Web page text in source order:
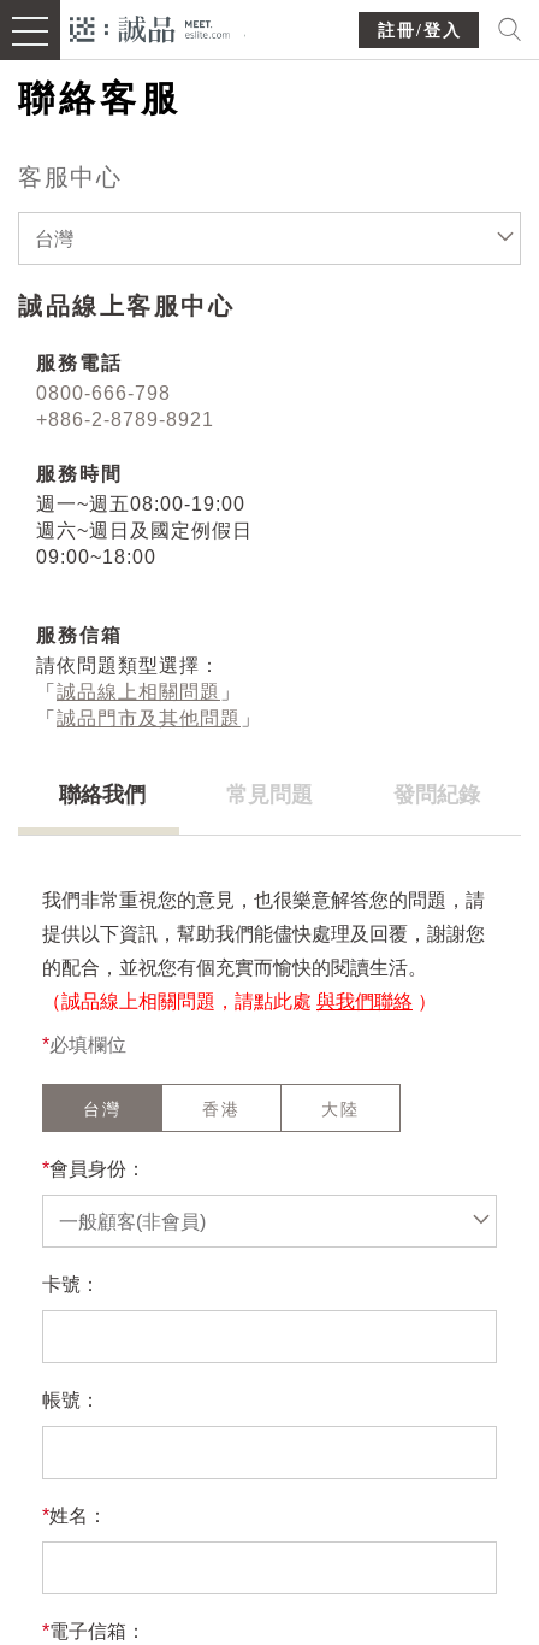
註冊/登入
聯絡客服
客服中心
台灣
誠品線上客服中心
服務電話
0800-666-798
+886-2-8789-8921
服務時間
週一~週五08:00-19:00
週六~週日及國定例假日
09:00~18:00
服務信箱
請依問題類型選擇：
「 誠品線上相關問題 」
「 誠品門市及其他問題 」
聯絡我們 常見問題 發問紀錄
我們非常重視您的意見，也很樂意解答您的問題，請
提供以下資訊，幫助我們能儘快處理及回覆，謝謝您
的配合，並祝您有個充實而愉快的閱讀生活。
（誠品線上相關問題，請點此處 與我們聯絡 ）
*必填欄位
台灣 香港 大陸
*會員身份：
一般顧客(非會員)
卡號：
帳號：
*姓名：
*電子信箱：